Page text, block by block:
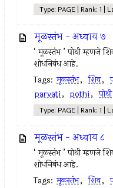
Type: PAGE | Rank: 1 |
मूळस्तंभ - अध्याय ७
‘ मूळस्तंभ ’ पोथी म्हणजे
शोधनिबंध आहे.
Tags: मूळस्तंभ, शिव,
parvati, pothi, पोथी
Type: PAGE | Rank: 1 |
मूळस्तंभ - अध्याय ८
‘ मूळस्तंभ ’ पोथी म्हणजे
शोधनिबंध आहे.
Tags: मूळस्तंभ, शिव,